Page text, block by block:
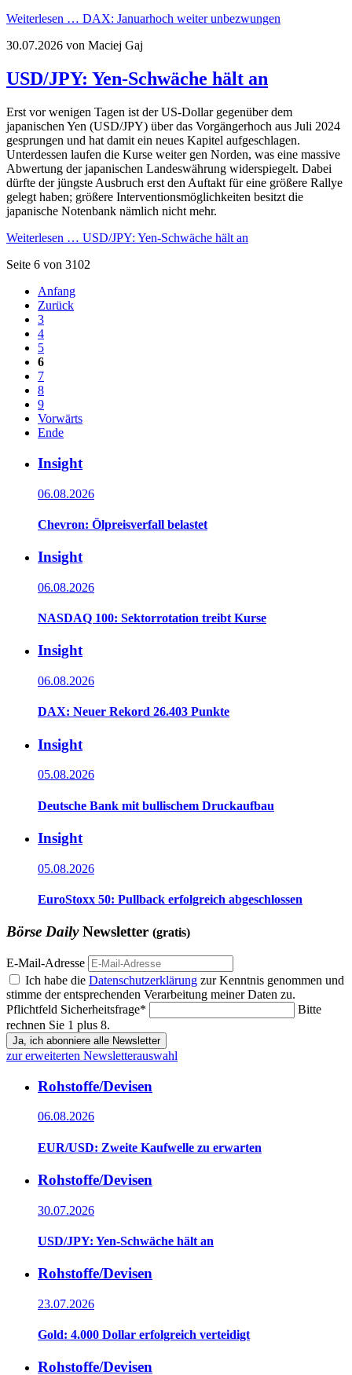
Weiterlesen … DAX: Januarhoch weiter unbezwungen
30.07.2026 von Maciej Gaj
USD/JPY: Yen-Schwäche hält an
Erst vor wenigen Tagen ist der US-Dollar gegenüber dem
japanischen Yen (USD/JPY) über das Vorgängerhoch aus Juli 2024
gesprungen und hat damit ein neues Kapitel aufgeschlagen.
Unterdessen laufen die Kurse weiter gen Norden, was eine massive
Abwertung der japanischen Landeswährung widerspiegelt. Dabei
dürfte der jüngste Ausbruch erst den Auftakt für eine größere Rallye
gelegt haben; größere Interventionsmöglichkeiten besitzt die
japanische Notenbank nämlich nicht mehr.
Weiterlesen … USD/JPY: Yen-Schwäche hält an
Seite 6 von 3102
Anfang
Zurück
3
4
5
6
7
8
9
Vorwärts
Ende
Insight
06.08.2026
Chevron: Ölpreisverfall belastet
Insight
06.08.2026
NASDAQ 100: Sektorrotation treibt Kurse
Insight
06.08.2026
DAX: Neuer Rekord 26.403 Punkte
Insight
05.08.2026
Deutsche Bank mit bullischem Druckaufbau
Insight
05.08.2026
EuroStoxx 50: Pullback erfolgreich abgeschlossen
Börse DailyNewsletter (gratis)
E-Mail-Adresse
Ich habe die Datenschutzerklärung zur Kenntnis genommen und
stimme der entsprechenden Verarbeitung meiner Daten zu.
Pflichtfeld Sicherheitsfrage*
Bitte
rechnen Sie 1 plus 8.
Ja, ich abonniere alle Newsletter
zur erweiterten Newsletterauswahl
Rohstoffe/Devisen
06.08.2026
EUR/USD: Zweite Kaufwelle zu erwarten
Rohstoffe/Devisen
30.07.2026
USD/JPY: Yen-Schwäche hält an
Rohstoffe/Devisen
23.07.2026
Gold: 4.000 Dollar erfolgreich verteidigt
Rohstoffe/Devisen